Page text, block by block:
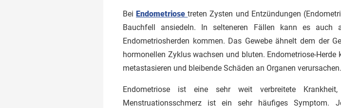
BeiEndometriosetreten Zysten und Entzündungen
Bauchfell ansiedeln. In selteneren Fällen kann es
Endometriosherden kommen. Das Gewebe ähnelt dem der
hormonellen Zyklus wachsen und bluten. Endometriose-
metastasieren und bleibende Schäden an Organen verursachen.
Endometriose ist eine sehr weit verbreitete
Menstruationsschmerz ist ein sehr häufiges Symptom.